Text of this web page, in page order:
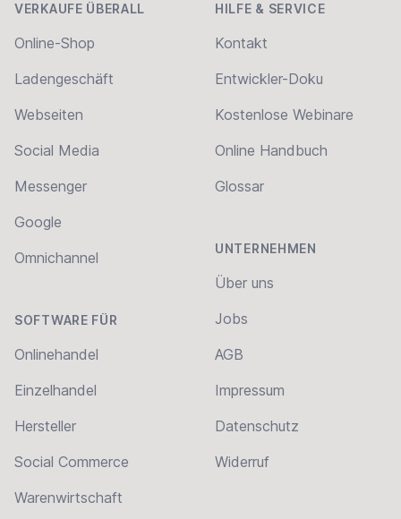
VERKAUFE ÜBERALL
Online-Shop
Ladengeschäft
Webseiten
Social Media
Messenger
Google
Omnichannel
SOFTWARE FÜR
Onlinehandel
Einzelhandel
Hersteller
Social Commerce
Warenwirtschaft
HILFE & SERVICE
Kontakt
Entwickler-Doku
Kostenlose Webinare
Online Handbuch
Glossar
UNTERNEHMEN
Über uns
Jobs
AGB
Impressum
Datenschutz
Widerruf